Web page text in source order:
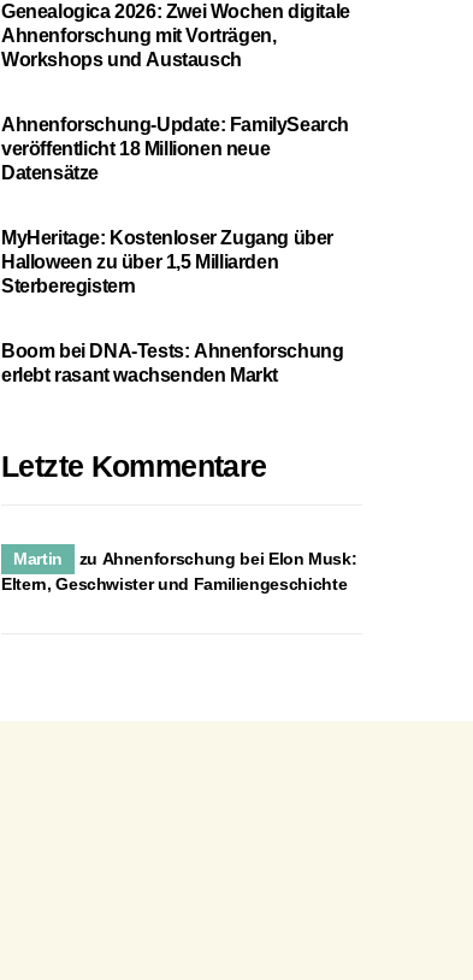
Genealogica 2026: Zwei Wochen digitale
Ahnenforschung mit Vorträgen,
Workshops und Austausch
Ahnenforschung-Update: FamilySearch
veröffentlicht 18 Millionen neue
Datensätze
MyHeritage: Kostenloser Zugang über
Halloween zu über 1,5 Milliarden
Sterberegistern
Boom bei DNA-Tests: Ahnenforschung
erlebt rasant wachsenden Markt
Letzte Kommentare
Martin zu Ahnenforschung bei Elon Musk:
Eltern, Geschwister und Familiengeschichte